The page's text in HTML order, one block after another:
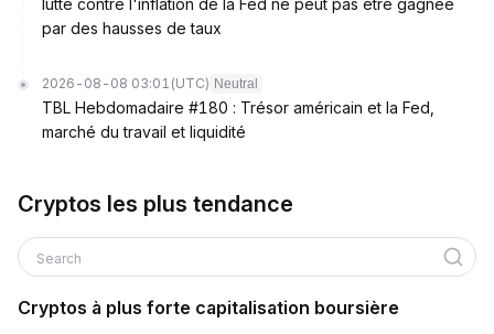
lutte contre l'inflation de la Fed ne peut pas être gagnée
par des hausses de taux
2026-08-08 03:01 (UTC) Neutral
TBL Hebdomadaire #180 : Trésor américain et la Fed,
marché du travail et liquidité
Cryptos les plus tendance
Search
Cryptos à plus forte capitalisation boursière